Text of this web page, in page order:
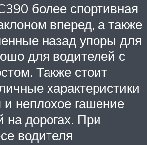
более спортивная
вперед, а также
назад упоры для
для водителей с
Также стоит
характеристики
неплохое гашение
на дорогах. При
водителя